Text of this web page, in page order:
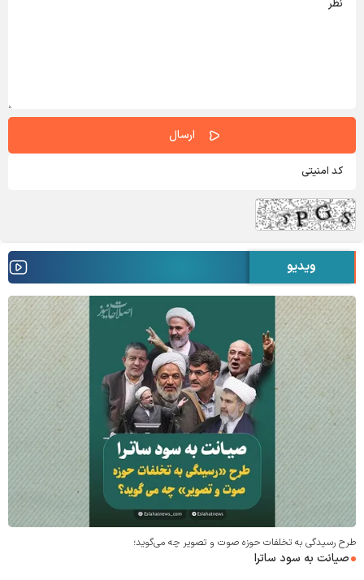
ویدیو
طرح رسیدگی به تخلفات حوزه صوت و‌ تصویر چه می‌گوید؛
صیانت به سود ساترا